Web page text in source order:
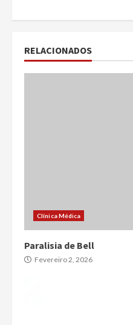
RELACIONADOS
Clínica Médica
Paralisia de Bell
Fevereiro 2, 2026